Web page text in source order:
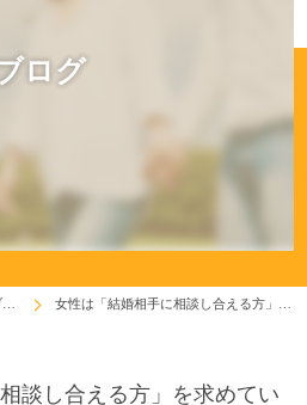
ログ
女性は「結婚相手に相談し合える方」を求めています！
談し合える方」を求めてい